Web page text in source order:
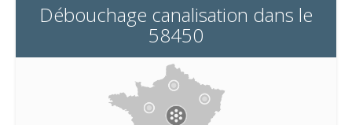
Débouchage canalisation dans le
58450